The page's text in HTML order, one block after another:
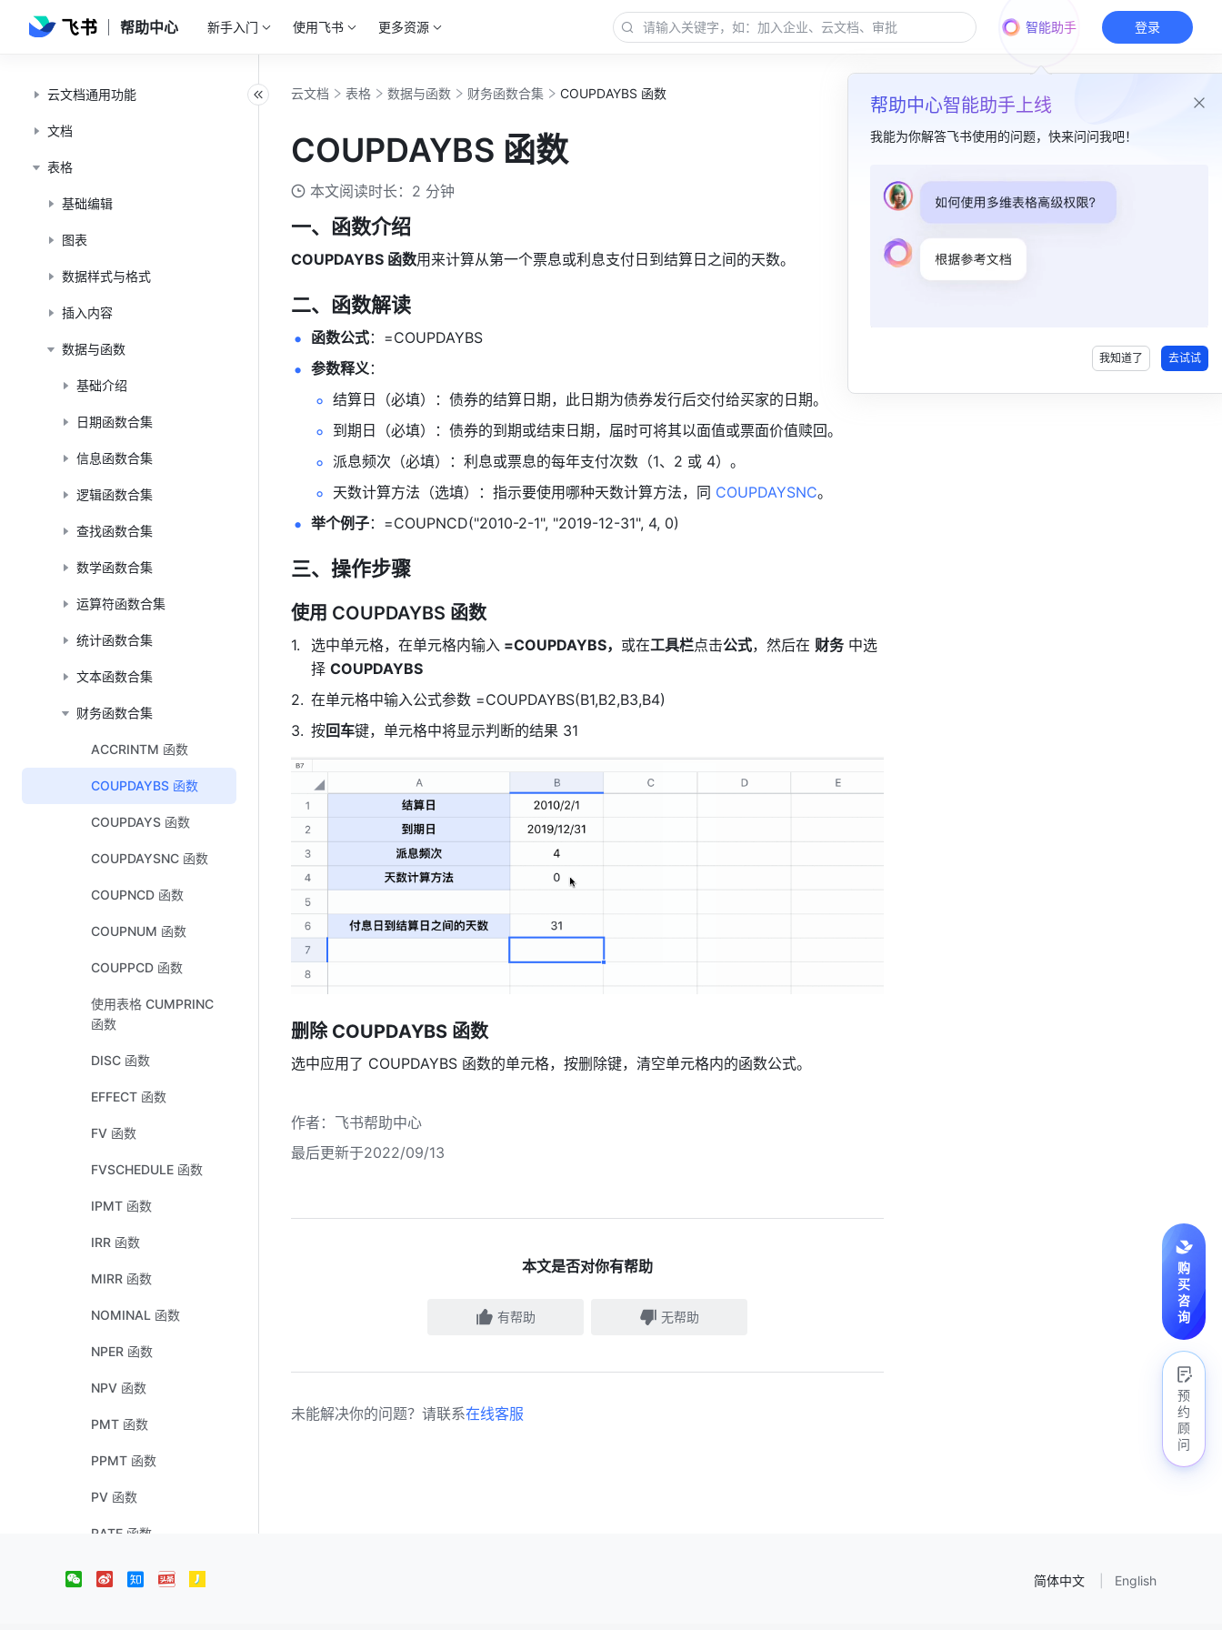
帮助中心 新手入门 使用飞书 更多资源 智能助手
帮助中心智能助手上线
我能为你解答飞书使用的问题，快来问问我吧！
我知道了 去试试
登录
云文档通用功能
文档
表格
基础编辑
图表
数据样式与格式
插入内容
数据与函数
基础介绍
日期函数合集
信息函数合集
逻辑函数合集
查找函数合集
数学函数合集
运算符函数合集
统计函数合集
文本函数合集
财务函数合集
ACCRINTM 函数
COUPDAYBS 函数
COUPDAYS 函数
COUPDAYSNC 函数
COUPNCD 函数
COUPNUM 函数
COUPPCD 函数
使用表格 CUMPRINC
函数
DISC 函数
EFFECT 函数
FV 函数
FVSCHEDULE 函数
IPMT 函数
IRR 函数
MIRR 函数
NOMINAL 函数
NPER 函数
NPV 函数
PMT 函数
PPMT 函数
PV 函数
RATE 函数
XIRR 函数
云文档 表格 数据与函数 财务函数合集 COUPDAYBS 函数
COUPDAYBS 函数
本文阅读时长：2 分钟
一、函数介绍
COUPDAYBS 函数用来计算从第一个票息或利息支付日到结算日之间的天数。
二、函数解读
函数公式：=COUPDAYBS
参数释义：
结算日（必填）：债券的结算日期，此日期为债券发行后交付给买家的日期。
到期日（必填）：债券的到期或结束日期，届时可将其以面值或票面价值赎回。
派息频次（必填）：利息或票息的每年支付次数（1、2 或 4）。
天数计算方法（选填）：指示要使用哪种天数计算方法，同 COUPDAYSNC。
举个例子：=COUPNCD("2010-2-1", "2019-12-31", 4, 0)
三、操作步骤
使用 COUPDAYBS 函数
选中单元格， 在单元格内输入 =COUPDAYBS， 或在工具栏点击公式，然后在 财务 中选
择 COUPDAYBS
在单元格中输入公式参数 =COUPDAYBS(B1,B2,B3,B4)
按回车键，单元格中将显示判断的结果 31
删除 COUPDAYBS 函数
选中应用了 COUPDAYBS 函数的单元格，按删除键，清空单元格内的函数公式。
作者 ： 飞书帮助中心
最后更新于2022/09/13
本文是否对你有帮助
有帮助 无帮助
未能解决你的问题？请联系在线客服
本篇目录
二、函数解读​
简体中文 English
购
买
咨
询
预
约
顾
问